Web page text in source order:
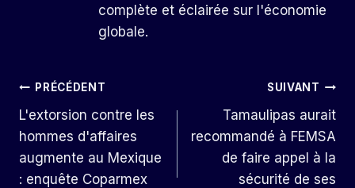
complète et éclairée sur l'économie
globale.
Navigation
De
L’article
PRÉCÉDENT
L'extorsion contre les
hommes d'affaires
augmente au Mexique
: enquête Coparmex
SUIVANT
Tamaulipas aurait
recommandé à FEMSA
de faire appel à la
sécurité de ses